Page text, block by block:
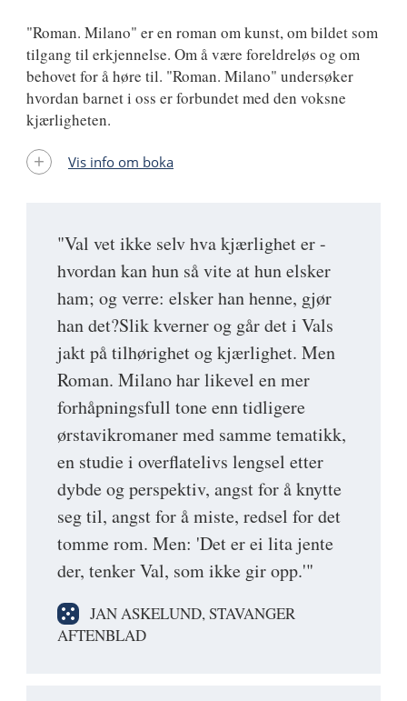
"Val vet ikke selv hva kjærlighet er -
hvordan kan hun så vite at hun elsker
ham; og verre: elsker han henne, gjør
han det?Slik kverner og går det i Vals
jakt på tilhørighet og kjærlighet. Men
Roman. Milano har likevel en mer
forhåpningsfull tone enn tidligere
ørstavikromaner med samme tematikk,
en studie i overflatelivs lengsel etter
dybde og perspektiv, angst for å knytte
seg til, angst for å miste, redsel for det
tomme rom. Men: 'Det er ei lita jente
der, tenker Val, som ikke gir opp.'"
JAN ASKELUND, STAVANGER
AFTENBLAD
"Roman. Milano" er en roman om kunst, om bildet som
tilgang til erkjennelse. Om å være foreldreløs og om
behovet for å høre til. "Roman. Milano" undersøker
hvordan barnet i oss er forbundet med den voksne
kjærligheten.
Vis info om boka